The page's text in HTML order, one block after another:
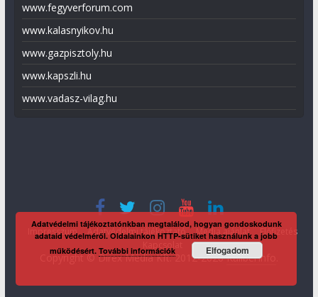
www.fegyverforum.com
www.kalasnyikov.hu
www.gazpisztoly.hu
www.kapszli.hu
www.vadasz-vilag.hu
Impresszum Adatvédelmi tájékoztató Média ajánlat
Előfizetés
Copyright © Direx Média Kft. 2012-2026KaliberInfo
Adatvédelmi tájékoztatónkban megtalálod, hogyan gondoskodunk
adataid védelméről. Oldalainkon HTTP-sütiket használunk a jobb
működésért.További információk Elfogadom